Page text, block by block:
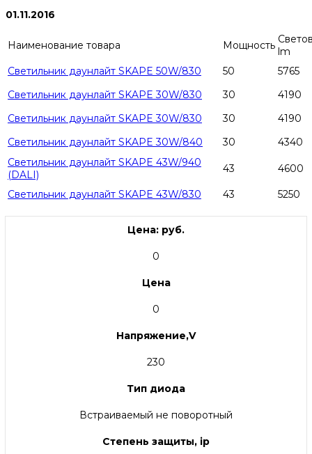
01.11.2016
Наименование товара Мощность lm
Светильник даунлайт SKAPE 50W/830
50
5765
Светильник даунлайт SKAPE 30W/830
30
4190
Светильник даунлайт SKAPE 30W/830
30
4190
Светильник даунлайт SKAPE 30W/840
30
4340
Светильник даунлайт SKAPE 43W/940
(DALI)
43 4600
Светильник даунлайт SKAPE 43W/830 43 5250
Цена: руб.
0
Цена
0
Напряжение,V
230
Тип диода
Встраиваемый не поворотный
Степень защиты, ip